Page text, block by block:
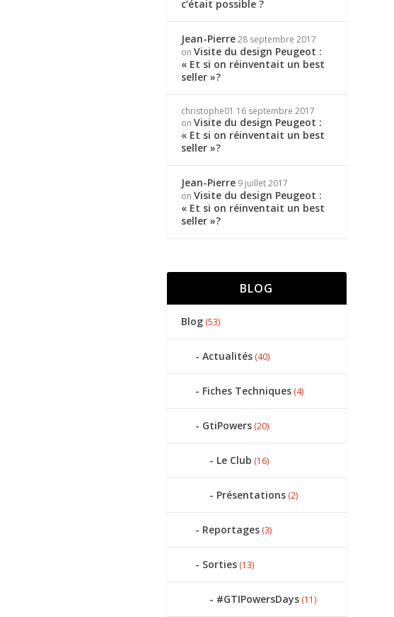
c’était possible ?
Jean-Pierre28 septembre 2017
on Visite du design Peugeot :
« Et si on réinventait un best
seller »?
christophe01 16 septembre 2017
on Visite du design Peugeot :
« Et si on réinventait un best
seller »?
Jean-Pierre 9 juillet 2017
on Visite du design Peugeot :
« Et si on réinventait un best
seller »?
BLOG
Blog(53)
Actualités(40)
Fiches Techniques(4)
GtiPowers(20)
Le Club (16)
Présentations(2)
Reportages(3)
Sorties(13)
#GTIPowersDays(11)